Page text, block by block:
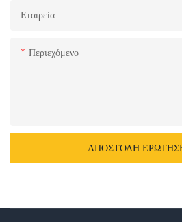
Εταιρεία
Περιεχόμενο
ΑΠΟΣΤΟΛΉ